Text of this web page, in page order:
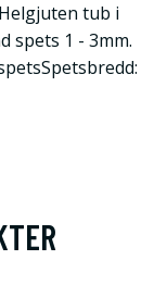
tub i
spets 1 - 3mm.